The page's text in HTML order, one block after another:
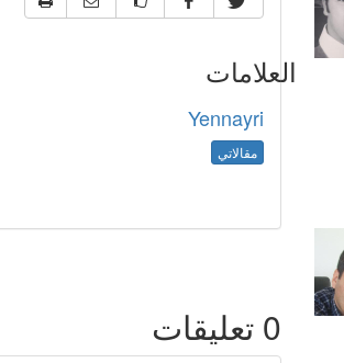
العلامات
Yennayri
مقالاتي
0 تعليقات